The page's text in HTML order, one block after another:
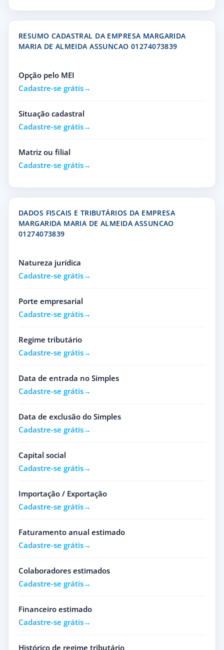
RESUMO CADASTRAL DA EMPRESA MARGARIDA
MARIA DE ALMEIDA ASSUNCAO 01274073839
Opção pelo MEI
Cadastre-se grátis
Situação cadastral
Cadastre-se grátis
Matriz ou filial
Cadastre-se grátis
DADOS FISCAIS E TRIBUTÁRIOS DA EMPRESA
MARGARIDA MARIA DE ALMEIDA ASSUNCAO
01274073839
Natureza jurídica
Cadastre-se grátis
Porte empresarial
Cadastre-se grátis
Regime tributário
Cadastre-se grátis
Data de entrada no Simples
Cadastre-se grátis
Data de exclusão do Simples
Cadastre-se grátis
Capital social
Cadastre-se grátis
Importação / Exportação
Cadastre-se grátis
Faturamento anual estimado
Cadastre-se grátis
Colaboradores estimados
Cadastre-se grátis
Financeiro estimado
Cadastre-se grátis
Histórico de regime tributário